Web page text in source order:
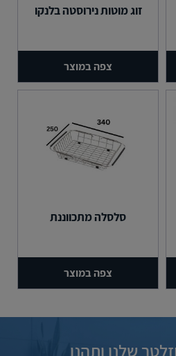
זוג מוטות נירוסטה בלנקו
צפה במוצר
סלסלה מתכווננת
צפה במוצר
שלנו ותהנו